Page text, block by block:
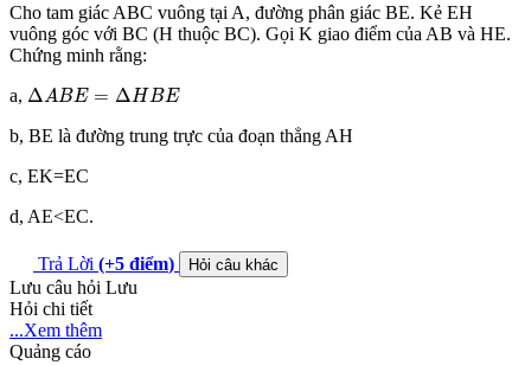
Cho tam giác ABC vuông tại A, đường phân giác BE. Kẻ EH
vuông góc với BC (H thuộc BC). Gọi K giao điểm của AB và HE.
Chứng minh rằng:
a, ΔABE = ΔHBE
∆ ABE= B E
b, BE là đường trung trực của đoạn thẳng AH
c, EK=EC
d, AE<EC.
Trả Lời (+5 điểm) Hỏi câu khác
Lưu câu hỏi Lưu
Hỏi chi tiết
...Xem thêm
Quảng cáo